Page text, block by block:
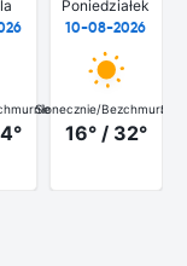
Poniedziałek
10-08-2026
Słonecznie/Bezchmurnie
16° / 32°